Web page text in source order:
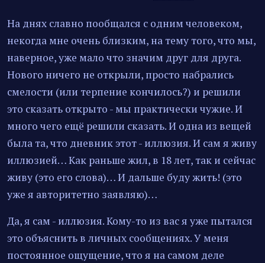
На днях славно пообщался с одним человеком,
некогда мне очень близким, на тему того, что мы,
наверное, уже мало что значим друг для друга.
Нового ничего не открыли, просто набрались
смелости (или терпение кончилось?) и решили
это сказать открыто - мы практически чужие. И
много чего ещё решили сказать. И одна из вещей
была та, что дневник этот - иллюзия. И сам я живу
иллюзией… Как раньше жил, в 18 лет, так и сейчас
живу (это его слова)… И дальше буду жить! (это
уже я авторитетно заявляю)…
Да, я сам - иллюзия. Кому-то из вас я уже пытался
это объяснить в личных сообщениях. У меня
постоянное ощущение, что я на самом деле